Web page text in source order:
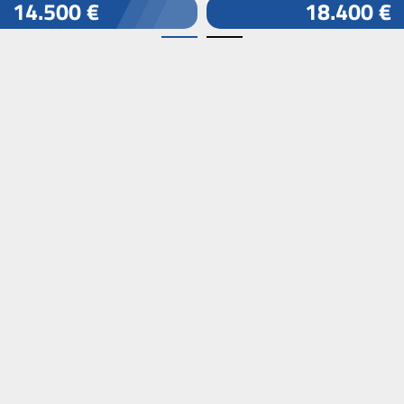
14.500 € 18.400 €